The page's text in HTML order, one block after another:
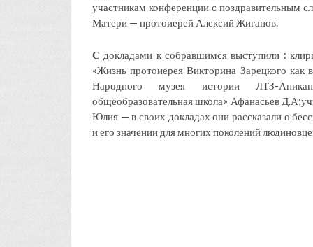
участникам конференции с поздравительным
Матери — протоиерей Алексий Жиганов.
С докладами к собравшимся выступили :
«Жизнь протоиерея Викторина Зарецкого
Народного музея истории ЛТЗ-
общеобразовательная школа» Афанасьев
Юлия — в своих докладах они рассказали о
и его значении для многих поколений